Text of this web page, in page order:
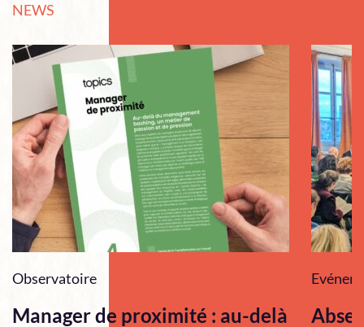
NEWS
Observatoire
Manager de proximité : au-delà